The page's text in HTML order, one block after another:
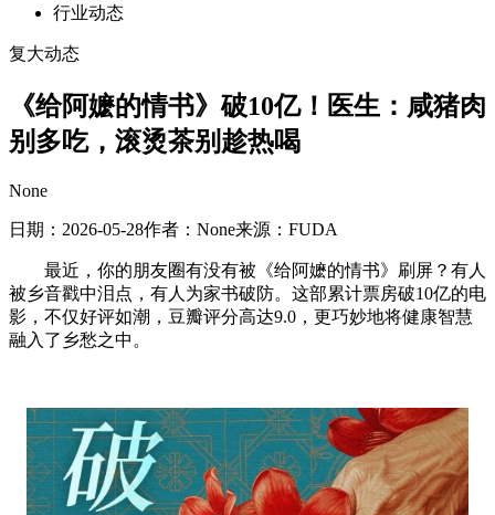
行业动态
复大动态
《给阿嬷的情书》破10亿！医生：咸猪肉
别多吃，滚烫茶别趁热喝
None
日期： 2026-05-28作者： None来源： FUDA
最近，你的朋友圈有没有被《给阿嬷的情书》刷屏？有人
被乡音戳中泪点，有人为家书破防。这部累计票房破10亿的电
影，不仅好评如潮，豆瓣评分高达9.0，更巧妙地将健康智慧
融入了乡愁之中。